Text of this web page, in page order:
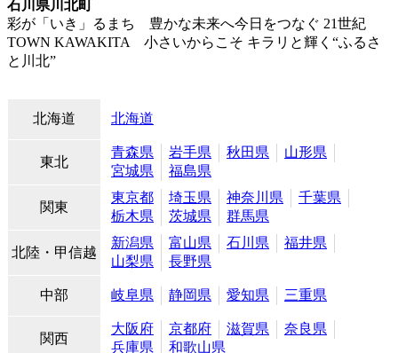
石川県川北町
彩が「いき」るまち 豊かな未来へ今日をつなぐ 21世紀
TOWN KAWAKITA 小さいからこそ キラリと輝く“ふるさ
と川北”
北海道 北海道
東北
青森県 岩手県 秋田県
山形県
宮城県
福島県
関東
東京都 埼玉県 神奈川県
千葉県
栃木県
茨城県 群馬県
北陸・甲信越
新潟県 富山県 石川県
福井県
山梨県
長野県
中部 岐阜県 静岡県 愛知県 三重県
関西
大阪府 京都府 滋賀県
奈良県
兵庫県
和歌山県